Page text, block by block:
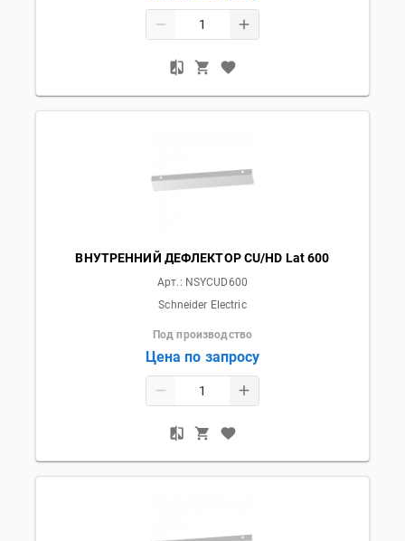
ВНУТРЕННИЙ ДЕФЛЕКТОР CU/HD Lat 600
Арт.: NSYCUD600
Schneider Electric
Под производство
Цена по запросу